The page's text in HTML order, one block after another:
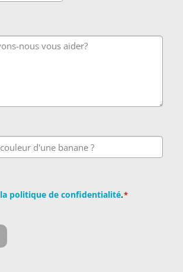
la politique de confidentialité.*